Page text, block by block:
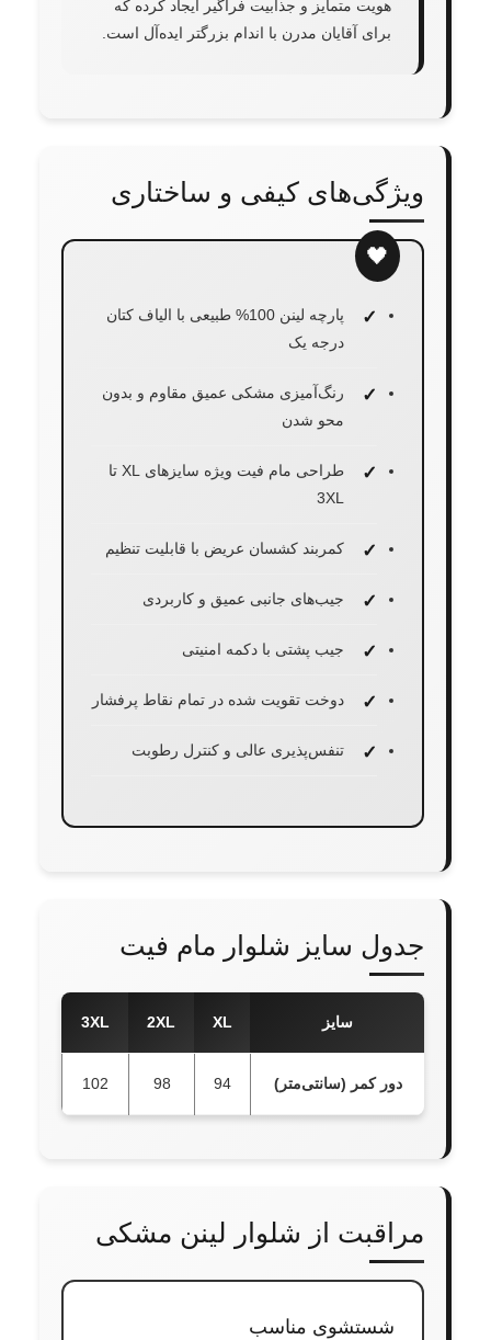
هویت متمایز و جذابیت فراگیر ایجاد کرده که
برای آقایان مدرن با اندام بزرگتر ایده‌آل است.
ویژگی‌های کیفی و ساختاری
پارچه لینن 100% طبیعی با الیاف کتان
درجه یک
رنگ‌آمیزی مشکی عمیق مقاوم و بدون
محو شدن
طراحی مام فیت ویژه سایزهای XL تا
3XL
کمربند کشسان عریض با قابلیت تنظیم
جیب‌های جانبی عمیق و کاربردی
جیب پشتی با دکمه امنیتی
دوخت تقویت شده در تمام نقاط پرفشار
تنفس‌پذیری عالی و کنترل رطوبت
جدول سایز شلوار مام فیت
سایز XL
2XL
3XL
دور کمر (سانتی‌متر) 94
98
102
مراقبت از شلوار لینن مشکی
شستشوی مناسب